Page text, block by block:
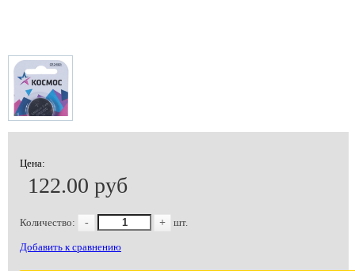
Цена:
122.00 руб
Количество: - + шт.
Добавить к сравнению